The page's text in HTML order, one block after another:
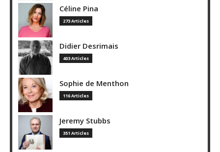
Céline Pina
273 Articles
Didier Desrimais
403 Articles
Sophie de Menthon
116 Articles
Jeremy Stubbs
351 Articles